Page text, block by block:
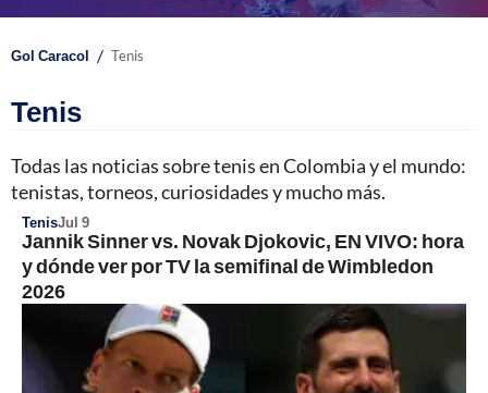
Gol Caracol / Tenis
Tenis
Todas las noticias sobre tenis en Colombia y el mundo:
tenistas, torneos, curiosidades y mucho más.
TenisJul 9
Jannik Sinner vs. Novak Djokovic, EN VIVO: hora
y dónde ver por TV la semifinal de Wimbledon
2026